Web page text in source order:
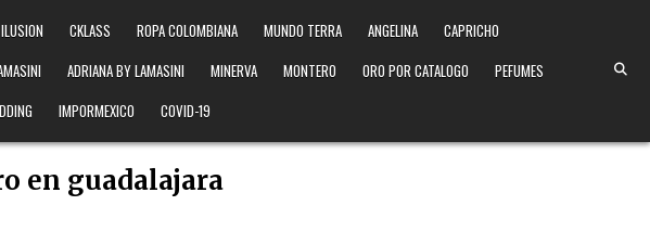
ILUSION CKLASS ROPA COLOMBIANA MUNDO TERRA ANGELINA
CAPRICHO
ADRIANA BY LAMASINI MINERVA MONTERO ORO POR CATALOGO
PEFUMES
IMPORMEXICO COVID-19
en guadalajara